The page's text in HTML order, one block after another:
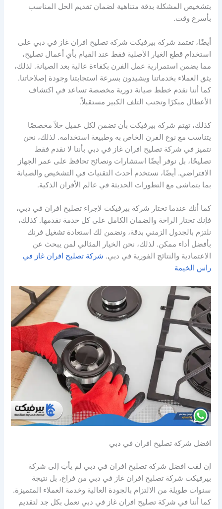
بتشخيص المشكلة بدقة متناهية لضمان تقديم الحل المناسب
بأسرع وقت.
أيضًا، تعتمد شركة بيرفيكت شركة تصليح افران غاز في دبي على
استخدام قطع الغيار الأصلية فقط عند القيام بأي أعمال تصليح،
مما يضمن استمرارية عمل الفرن بكفاءة عالية بعد الصيانة. لذلك،
يثق العملاء بخدماتنا ويشيدون بسرعة استجابتنا وجودة إصلاحاتنا.
كما أننا نقدم خطط صيانة دورية مخصصة تساعد في اكتشاف
الأعطال مبكرًا وتجنب التلف الكبير مستقبلاً.
كذلك، تهتم شركة بيرفيكت بأن تضمن لكل عميل حلاً مخصصًا
يتناسب مع نوع الفرن الخاص به وطبيعة استخدامه. لذلك، نحن
نتميز في شركة تصليح افران غاز في دبي بأننا لا نقدم فقط
تصليحًا، بل نوفر أيضًا استشارات ونصائح تحافظ على عمر الجهاز
الافتراضي. أيضًا، نستخدم أحدث التقنيات في التشخيص والصيانة
بما يتماشى مع التطورات الحديثة في عالم الأفران الذكية.
كما أنك عندما تختار شركة بيرفيكت لإجراء تصليح افران في دبي،
فإنك تختار الراحة والضمان الكامل على كل خدمة نقدمها. كذلك،
نلتزم بالجدول الزمني بدقة، ونضمن لك استعادة تشغيل فرنك
بأفضل أداء ممكن. لذلك، نحن الخيار المثالي لمن يبحث عن
الاعتمادية والنتائج الفورية في دبي. شركة تصليح افران غاز في
راس الخيمة
افضل شركة تصليح افران في دبي
إن لقب افضل شركة تصليح افران في دبي لم يأتِ إلى شركة
بيرفيكت شركة تصليح افران غاز في دبي من فراغ، بل نتيجة
سنوات طويلة من الالتزام بالجودة العالية وخدمة العملاء المتميزة.
كما أننا في شركة تصليح افران غاز في دبي نعمل بكل جد لتقديم